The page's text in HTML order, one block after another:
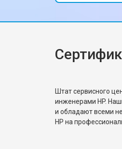
порадовало,
вашу работу!
Штат сервисного
инженерами HP.
и обладают всеми
HP на